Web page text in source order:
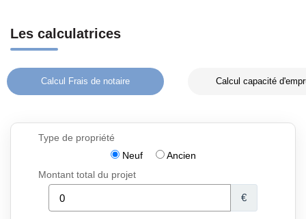
Les calculatrices
Calcul Frais de notaire Calcul capacité